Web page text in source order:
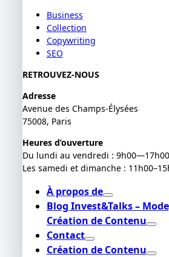
Business
Collection
Copywriting
SEO
RETROUVEZ-NOUS
Adresse
Avenue des Champs-Élysées
75008, Paris
Heures d’ouverture
Du lundi au vendredi : 9h00—17h00
Les samedi et dimanche :
À propos de
Blog Invest&Talks –
Création de Contenu
Contact
Création de Contenu